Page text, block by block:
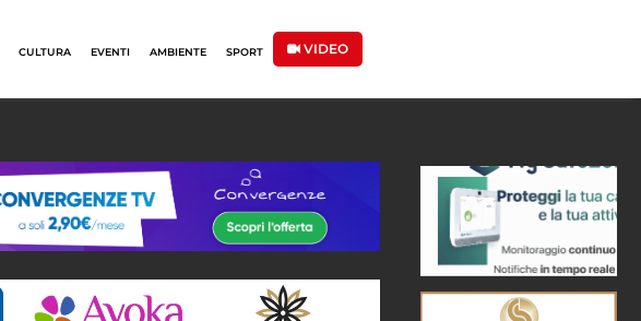
CULTURA EVENTI AMBIENTE SPORT VIDEO